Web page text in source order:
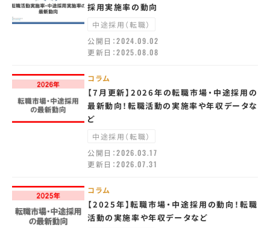
採用実施率の動向
中途採用（転職）
公開日：2024.09.02
更新日：2025.08.08
コラム
【7月更新】2026年の転職市場・中途採用の
最新動向！転職活動の実施率や年収データな
ど
中途採用（転職）
公開日：2026.03.17
更新日：2026.07.31
コラム
【2025年】転職市場・中途採用の動向！転職
活動の実施率や年収データなど